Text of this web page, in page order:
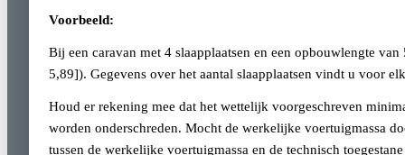
Voorbeeld:
Bij een caravan met 4 slaapplaatsen en een opbouwlengte
5,89]). Gegevens over het aantal slaapplaatsen vindt u voor
Houd er rekening mee dat het wettelijk voorgeschreven
worden onderschreden. Mocht de werkelijke voertuigmassa
tussen de werkelijke voertuigmassa en de technisch